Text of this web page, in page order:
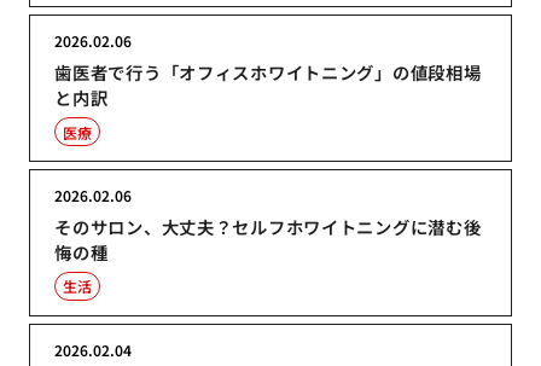
歯医者で行う「オフィスホワイトニング」の値段相場
と内訳
2026.02.06
医療
そのサロン、大丈夫？セルフホワイトニングに潜む後
悔の種
2026.02.06
生活
2026.02.04